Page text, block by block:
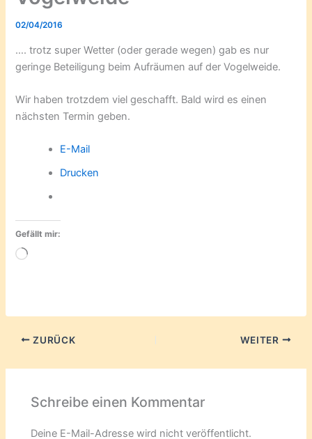
02/04/2016
…. trotz super Wetter (oder gerade wegen) gab es nur
geringe Beteiligung beim Aufräumen auf der Vogelweide.
Wir haben trotzdem viel geschafft. Bald wird es einen
nächsten Termin geben.
E-Mail
Drucken
Gefällt mir:
Wird
ZURÜCK WEITER
Schreibe einen Kommentar
Deine E-Mail-Adresse wird nicht veröffentlicht.